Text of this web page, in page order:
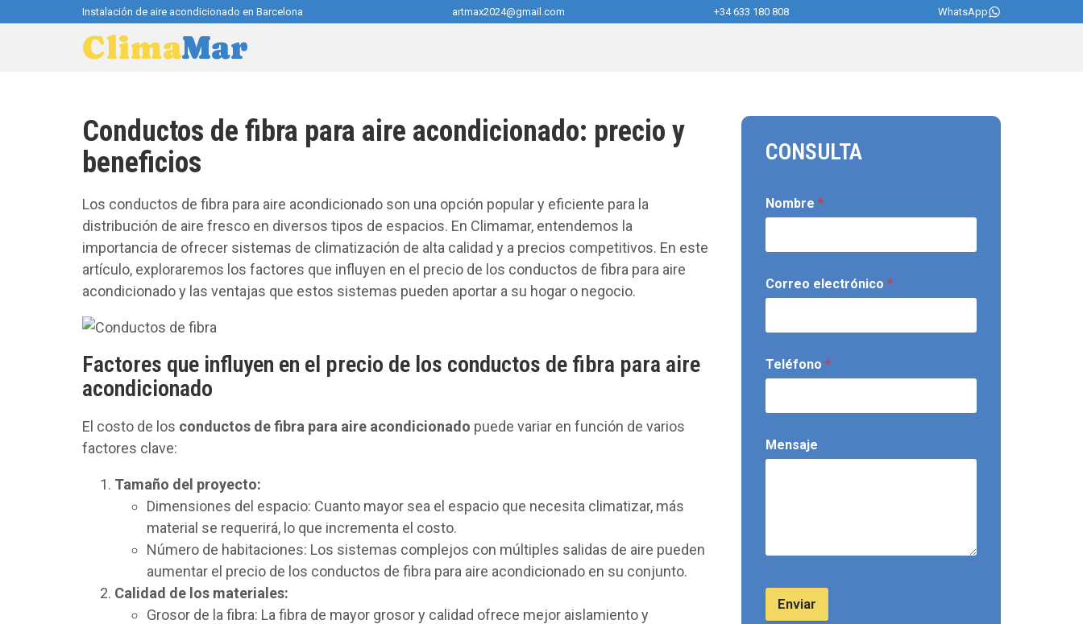
Instalación de aire acondicionado en Barcelona artmax2024@gmail.com +34 633 180 808 WhatsApp
ClimaMar
Conductos de fibra para aire acondicionado: precio y
beneficios
Los conductos de fibra para aire acondicionado son una opción popular y eficiente para la
distribución de aire fresco en diversos tipos de espacios. En Climamar, entendemos la
importancia de ofrecer sistemas de climatización de alta calidad y a precios competitivos. En este
artículo, exploraremos los factores que influyen en el precio de los conductos de fibra para aire
acondicionado y las ventajas que estos sistemas pueden aportar a su hogar o negocio.
Factores que influyen en el precio de los conductos de fibra para aire
acondicionado
El costo de los conductos de fibra para aire acondicionado puede variar en función de varios
factores clave:
Tamaño del proyecto:
Dimensiones del espacio: Cuanto mayor sea el espacio que necesita climatizar, más
material se requerirá, lo que incrementa el costo.
Número de habitaciones: Los sistemas complejos con múltiples salidas de aire pueden
aumentar el precio de los conductos de fibra para aire acondicionado en su conjunto.
Calidad de los materiales:
Grosor de la fibra: La fibra de mayor grosor y calidad ofrece mejor aislamiento y
CONSULTA
Nombre *
Correo electrónico *
Teléfono *
Mensaje
Enviar